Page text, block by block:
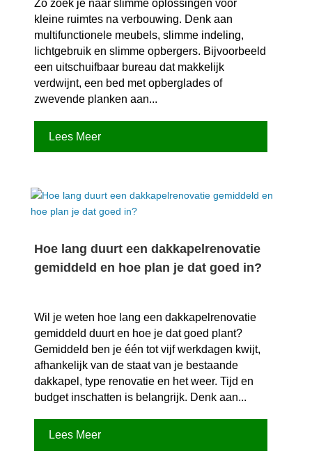
Zo zoek je naar slimme oplossingen voor
kleine ruimtes na verbouwing.​ Denk aan
multifunctionele meubels, slimme indeling,
lichtgebruik en slimme opbergers.​ Bijvoorbeeld
een uitschuifbaar bureau dat makkelijk
verdwijnt, een bed met opberglades of
zwevende planken aan...
Lees Meer
Hoe lang duurt een dakkapelrenovatie
gemiddeld en hoe plan je dat goed in?
Wil je weten hoe lang een dakkapelrenovatie
gemiddeld duurt en hoe je dat goed plant?
Gemiddeld ben je één tot vijf werkdagen kwijt,
afhankelijk van de staat van je bestaande
dakkapel, type renovatie en het weer.​ Tijd en
budget inschatten is belangrijk.​ Denk aan...
Lees Meer